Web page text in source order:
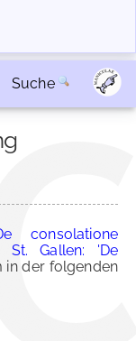
Suche
consolatione
Gallen: 'De
in der folgenden